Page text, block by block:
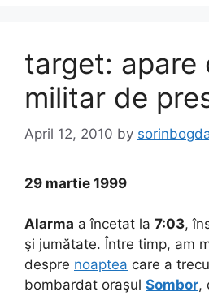
target: apare
militar de
April 12, 2010 by
29 martie 1999
Alarma a încetat la 7:03,
şi jumătate. Între timp, am
despre noaptea care a
bombardat oraşul Sombor,